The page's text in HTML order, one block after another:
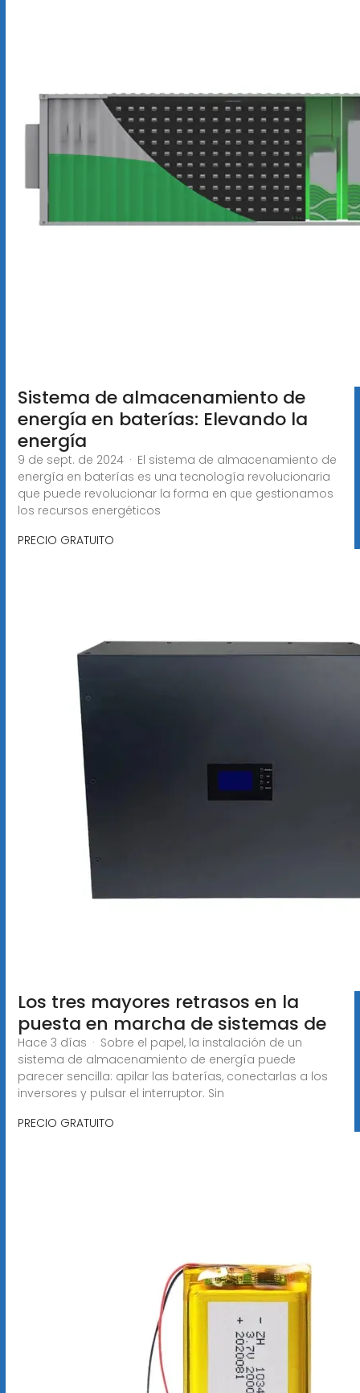
Sistema de almacenamiento de
energía en baterías: Elevando la
energía
9 de sept. de 2024 · El sistema de almacenamiento de
energía en baterías es una tecnología revolucionaria
que puede revolucionar la forma en que gestionamos
los recursos energéticos
PRECIO GRATUITO
Los tres mayores retrasos en la
puesta en marcha de sistemas de
Hace 3 días · Sobre el papel, la instalación de un
sistema de almacenamiento de energía puede
parecer sencilla: apilar las baterías, conectarlas a los
inversores y pulsar el interruptor. Sin
PRECIO GRATUITO